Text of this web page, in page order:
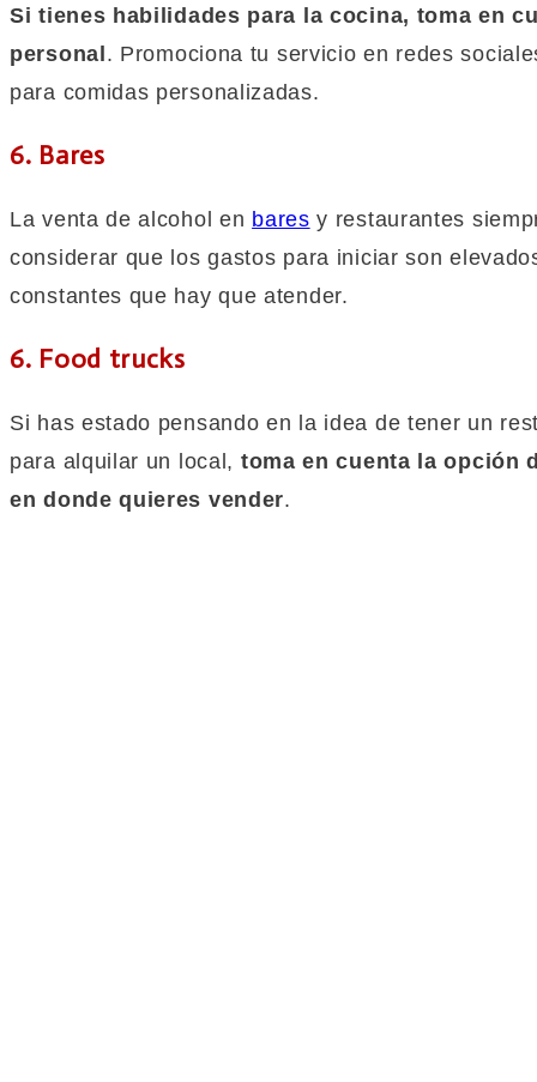
Si tienes habilidades para la cocina, toma en
personal . Promociona tu servicio en redes
para comidas personalizadas.
6. Bares
La venta de alcohol en bares y restaurantes
considerar que los gastos para iniciar son
constantes que hay que atender.
6. Food trucks
Si has estado pensando en la idea de tener un
para alquilar un local, toma en cuenta la opción
en donde quieres vender.